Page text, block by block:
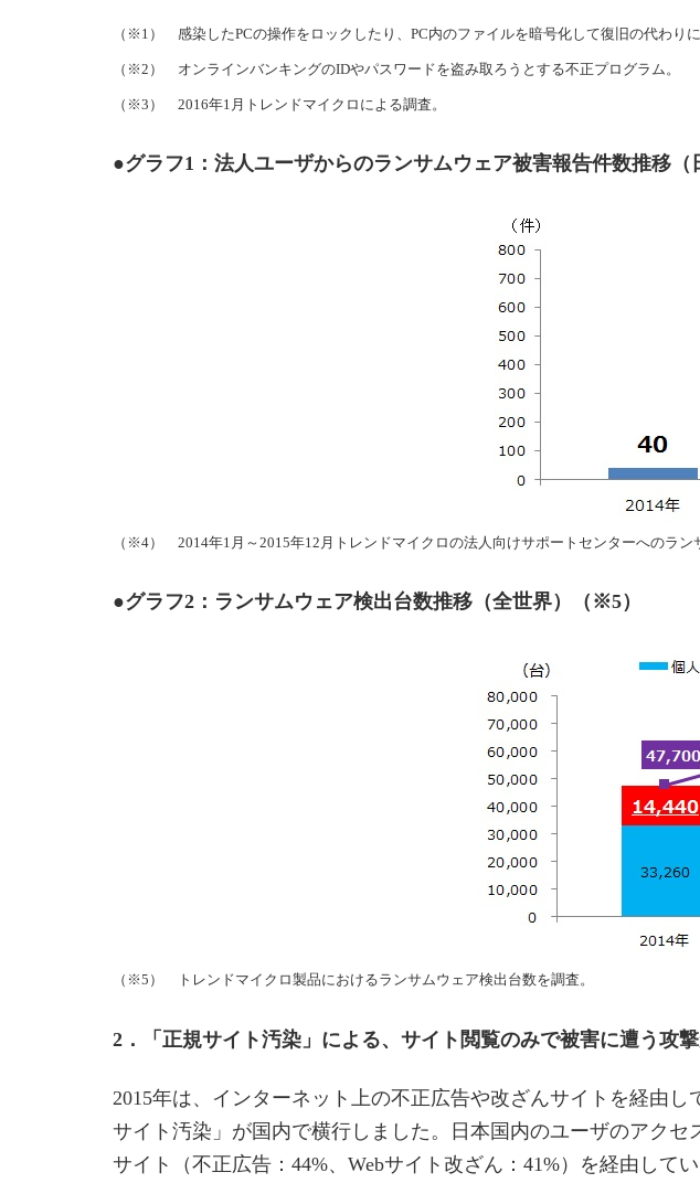
（※1） 感染したPCの操作をロックしたり、PC内のファイルを暗号化して復旧の代わり
（※2） オンラインバンキングのIDやパスワードを盗み取ろうとする不正プログラム。
（※3） 2016年1月トレンドマイクロによる調査。
●グラフ1：法人ユーザからのランサムウェア被害報告件数推移（
（※4） 2014年1月～2015年12月トレンドマイクロの法人向けサポートセンターへのラン
●グラフ2：ランサムウェア検出台数推移（全世界）（※5）
（※5） トレンドマイクロ製品におけるランサムウェア検出台数を調査。
2．「正規サイト汚染」による、サイト閲覧のみで被害に遭う攻
2015年は、インターネット上の不正広告や改ざんサイトを経由
サイト汚染」が国内で横行しました。日本国内のユーザのアク
サイト（不正広告：44%、Webサイト改ざん：41%）を経由し